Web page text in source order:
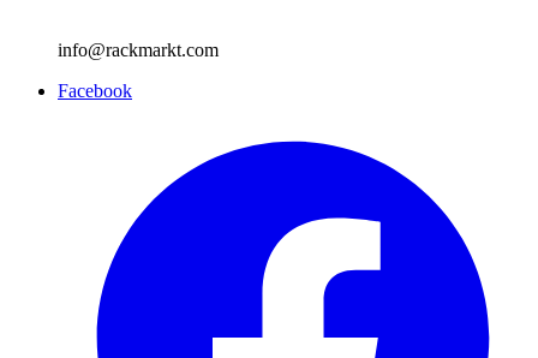
info@rackmarkt.com
Facebook